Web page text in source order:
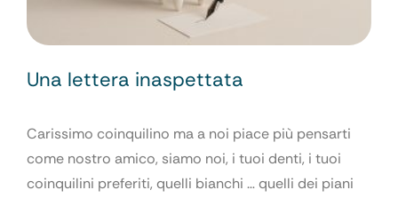
Una lettera inaspettata
Carissimo coinquilino ma a noi piace più pensarti
come nostro amico, siamo noi, i tuoi denti, i tuoi
coinquilini preferiti, quelli bianchi … quelli dei piani